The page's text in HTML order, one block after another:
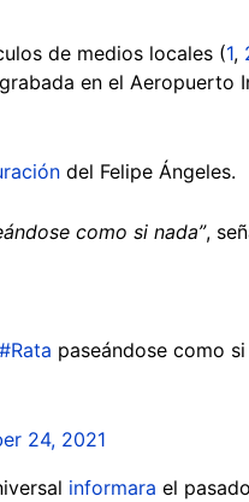
de medios locales (1,
en el Aeropuerto
del Felipe Ángeles.
como si nada”,
#Rata paseándose como
24, 2021
informara el